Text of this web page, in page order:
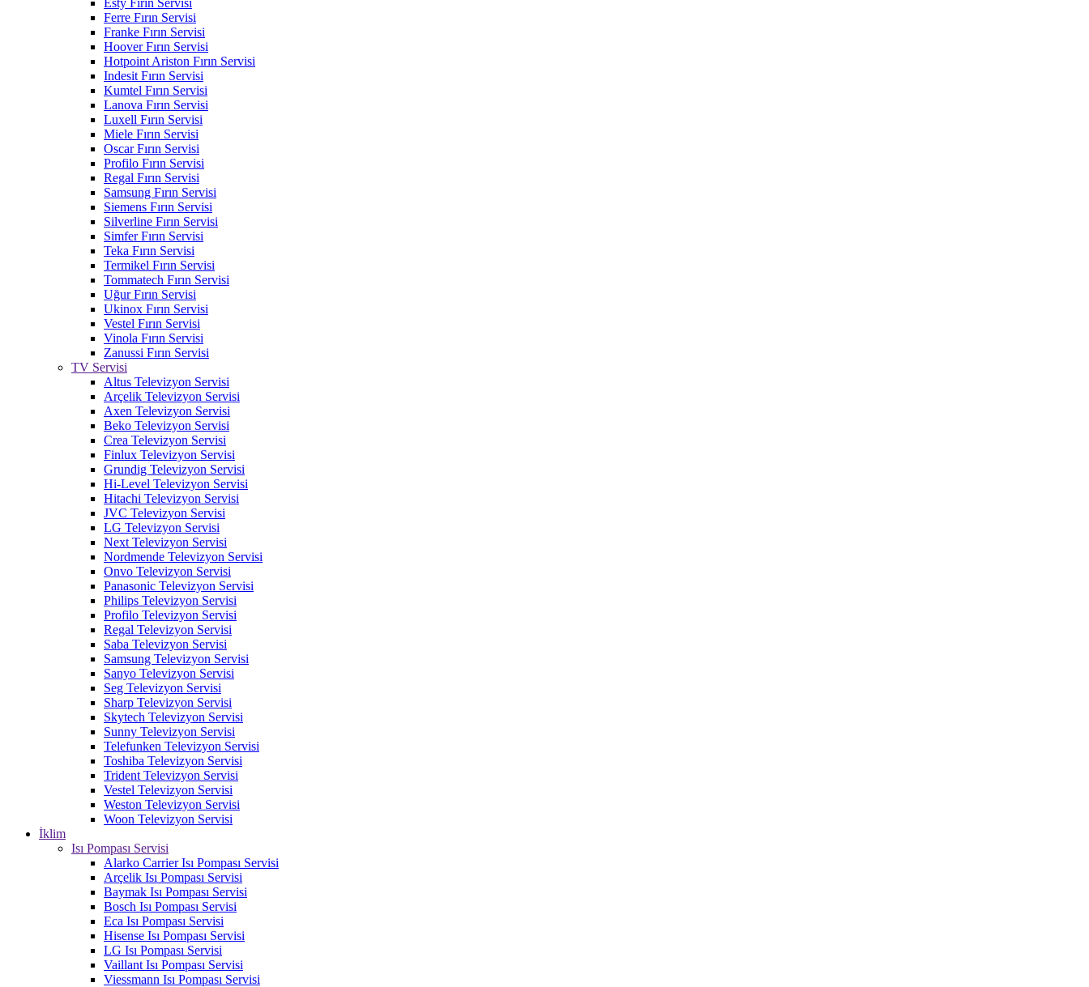
Esty Fırın Servisi
Ferre Fırın Servisi
Franke Fırın Servisi
Hoover Fırın Servisi
Hotpoint Ariston Fırın Servisi
Indesit Fırın Servisi
Kumtel Fırın Servisi
Lanova Fırın Servisi
Luxell Fırın Servisi
Miele Fırın Servisi
Oscar Fırın Servisi
Profilo Fırın Servisi
Regal Fırın Servisi
Samsung Fırın Servisi
Siemens Fırın Servisi
Silverline Fırın Servisi
Simfer Fırın Servisi
Teka Fırın Servisi
Termikel Fırın Servisi
Tommatech Fırın Servisi
Uğur Fırın Servisi
Ukinox Fırın Servisi
Vestel Fırın Servisi
Vinola Fırın Servisi
Zanussi Fırın Servisi
TV Servisi
Altus Televizyon Servisi
Arçelik Televizyon Servisi
Axen Televizyon Servisi
Beko Televizyon Servisi
Crea Televizyon Servisi
Finlux Televizyon Servisi
Grundig Televizyon Servisi
Hi-Level Televizyon Servisi
Hitachi Televizyon Servisi
JVC Televizyon Servisi
LG Televizyon Servisi
Next Televizyon Servisi
Nordmende Televizyon Servisi
Onvo Televizyon Servisi
Panasonic Televizyon Servisi
Philips Televizyon Servisi
Profilo Televizyon Servisi
Regal Televizyon Servisi
Saba Televizyon Servisi
Samsung Televizyon Servisi
Sanyo Televizyon Servisi
Seg Televizyon Servisi
Sharp Televizyon Servisi
Skytech Televizyon Servisi
Sunny Televizyon Servisi
Telefunken Televizyon Servisi
Toshiba Televizyon Servisi
Trident Televizyon Servisi
Vestel Televizyon Servisi
Weston Televizyon Servisi
Woon Televizyon Servisi
İklim
Isı Pompası Servisi
Alarko Carrier Isı Pompası Servisi
Arçelik Isı Pompası Servisi
Baymak Isı Pompası Servisi
Bosch Isı Pompası Servisi
Eca Isı Pompası Servisi
Hisense Isı Pompası Servisi
LG Isı Pompası Servisi
Vaillant Isı Pompası Servisi
Viessmann Isı Pompası Servisi